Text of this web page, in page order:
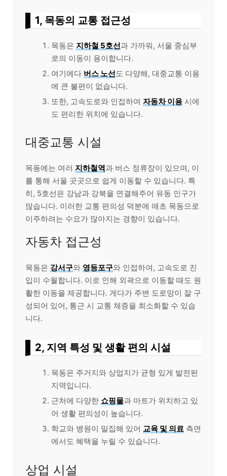
1, 목동의 교통 접근성
목동은 지하철 5호선과 가까워, 서울 중심부
로의 이동이 용이합니다.
여기에다 버스 노선도 다양해, 대중교통 이용
에 큰 불편이 없습니다.
또한, 고속도로와 인접하여 자동차 이용 시에
도 편리한 위치에 있습니다.
대중교통 시설
목동에는 여러 지하철역과 버스 정류장이 있으며, 이
를 통해 서울 곳곳으로 쉽게 이동할 수 있습니다. 특
히, 5호선은 강남과 강북을 연결해주어 유동 인구가
많습니다. 이러한 교통 편의성 덕분에 애초 목동으로
이주하려는 수요가 많아지는 경향이 있습니다.
자동차 접근성
목동은 강서구와 영등포구와 인접하여, 고속도로 진
입이 수월합니다. 이로 인해 외곽으로 이동할 때도 원
활한 이동을 제공합니다. 게다가 주변 도로망이 잘 구
성되어 있어, 통근 시 교통 체증을 최소화할 수 있습
니다.
2, 지역 특성 및 생활 편의 시설
목동은 주거지와 상업지가 균형 있게 발전된
지역입니다.
근처에 다양한 쇼핑몰과 마트가 위치하고 있
어 생활 편의성이 높습니다.
학교와 병원이 밀집해 있어 교육 및 의료 측면
에서도 혜택을 누릴 수 있습니다.
상업 시설